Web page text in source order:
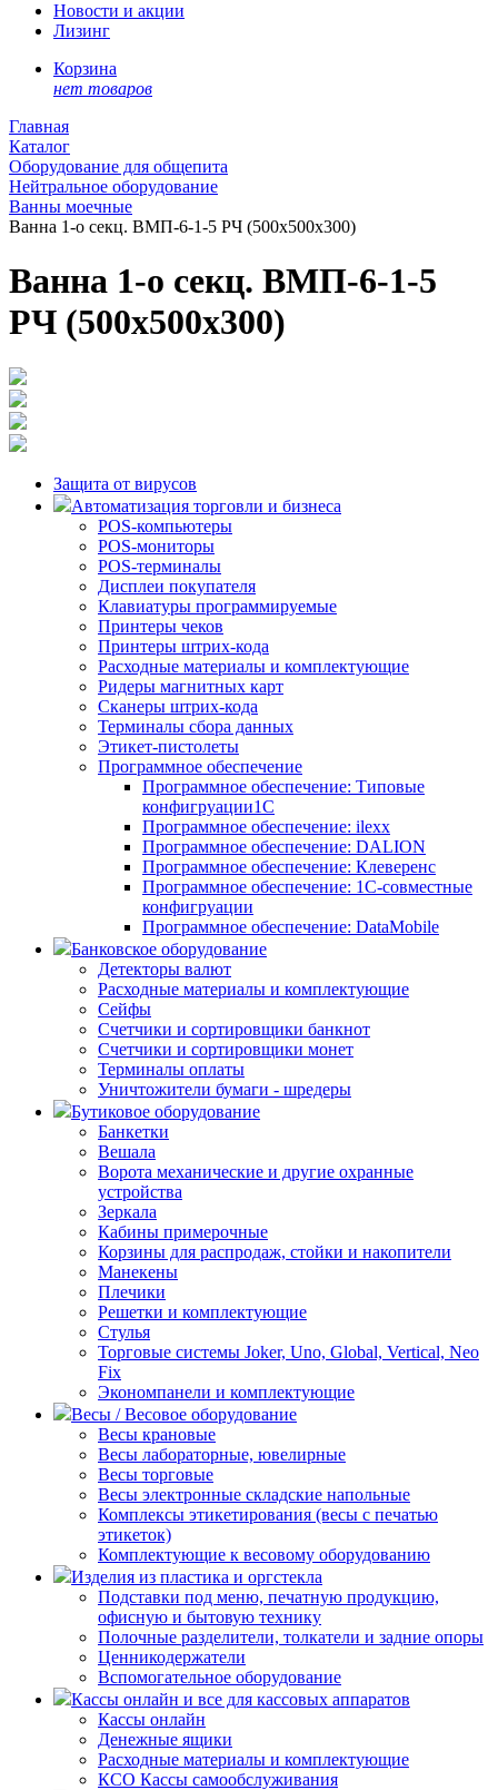
Новости и акции
Лизинг
Корзина
нет товаров
Главная
Каталог
Оборудование для общепита
Нейтральное оборудование
Ванны моечные
Ванна 1-о секц. ВМП-6-1-5 РЧ (500х500x300)
Ванна 1-о секц. ВМП-6-1-5
РЧ (500х500x300)
Защита от вирусов
Автоматизация торговли и бизнеса
POS-компьютеры
POS-мониторы
POS-терминалы
Дисплеи покупателя
Клавиатуры программируемые
Принтеры чеков
Принтеры штрих-кода
Расходные материалы и комплектующие
Ридеры магнитных карт
Сканеры штрих-кода
Терминалы сбора данных
Этикет-пистолеты
Программное обеспечение
Программное обеспечение: Типовые
конфигруации1С
Программное обеспечение: ilexx
Программное обеспечение: DALION
Программное обеспечение: Клеверенс
Программное обеспечение: 1С-совместные
конфигруации
Программное обеспечение: DataMobile
Банковское оборудование
Детекторы валют
Расходные материалы и комплектующие
Сейфы
Счетчики и сортировщики банкнот
Счетчики и сортировщики монет
Терминалы оплаты
Уничтожители бумаги - шредеры
Бутиковое оборудование
Банкетки
Вешала
Ворота механические и другие охранные
устройства
Зеркала
Кабины примерочные
Корзины для распродаж, стойки и накопители
Манекены
Плечики
Решетки и комплектующие
Стулья
Торговые системы Joker, Uno, Global, Vertical, Neo
Fix
Экономпанели и комплектующие
Весы / Весовое оборудование
Весы крановые
Весы лабораторные, ювелирные
Весы торговые
Весы электронные складские напольные
Комплексы этикетирования (весы с печатью
этикеток)
Комплектующие к весовому оборудованию
Изделия из пластика и оргстекла
Подставки под меню, печатную продукцию,
офисную и бытовую технику
Полочные разделители, толкатели и задние опоры
Ценникодержатели
Вспомогательное оборудование
Кассы онлайн и все для кассовых аппаратов
Кассы онлайн
Денежные ящики
Расходные материалы и комплектующие
КСО Кассы самообслуживания